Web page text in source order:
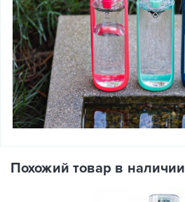
Похожий товар в наличии